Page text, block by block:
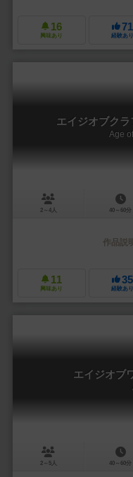
16
興味あり
71
経験あり
エイジオブク
Age
2～4人 40～60分
作品説
11
興味あり
35
経験あり
エイジオブ
2～5人 40～60分